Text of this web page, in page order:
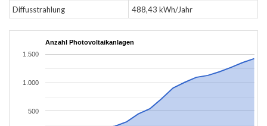
Diffusstrahlung
488,43 kWh/Jahr
Anzahl Photovoltaikanlagen
500
1.000
1.500